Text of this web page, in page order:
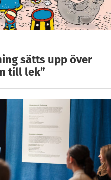
sätts upp över
till lek”